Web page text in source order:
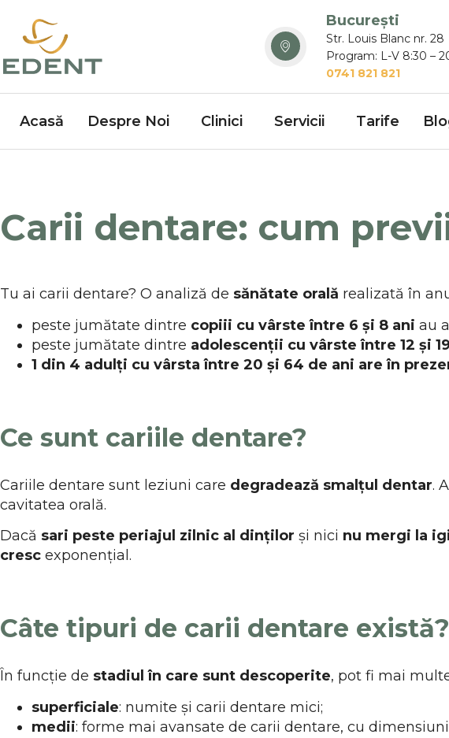
București
Str. Louis Blanc nr. 28
Program: L-V 8:30 –
0741 821 821
Acasă Despre Noi Clinici Servicii Tarife
Carii dentare: cum
Tu ai carii dentare? O analiză de sănătate orală realizată în
peste jumătate dintre copiii cu vârste între 6 și 8 ani au
peste jumătate dintre adolescenții cu vârste între 12 și 19
1 din 4 adulți cu vârsta între 20 și 64 de ani are în
Ce sunt cariile dentare?
Cariile dentare sunt leziuni care degradează smalțul dentar.
cavitatea orală.
Dacă sari peste periajul zilnic al dinților și nici nu mergi la
cresc exponențial.
Câte tipuri de carii dentare există?
În funcție de stadiul în care sunt descoperite, pot fi mai
superficiale: numite și carii dentare mici;
medii: forme mai avansate de carii dentare, cu